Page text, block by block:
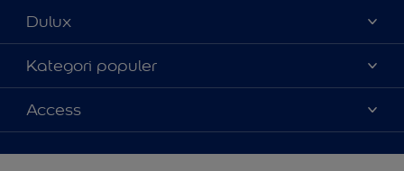
Dulux
Tentang Kami
Contact us
Temukan toko
Kategori populer
Warna
Produk
Inspirasi
Access